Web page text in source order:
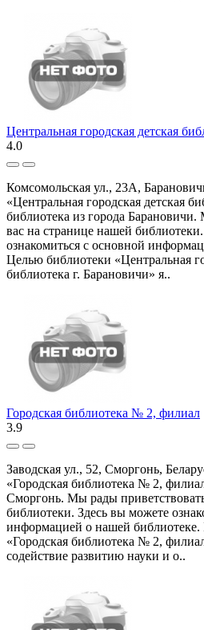
Центральная городская детская
4.0
Комсомольская ул., 23А,
«Центральная городская детская
библиотека из города
вас на странице нашей
ознакомиться с основной
Целью библиотеки «Центральная
библиотека г. Барановичи» я..
Городская библиотека № 2, филиал
3.9
Заводская ул., 52, Сморгонь,
«Городская библиотека № 2,
Сморгонь. Мы рады
библиотеки. Здесь вы можете
информацией о нашей
«Городская библиотека № 2,
содействие развитию науки и о..